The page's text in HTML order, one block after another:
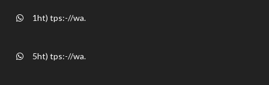
1ht) tps:-//wa.
5ht) tps:-//wa.